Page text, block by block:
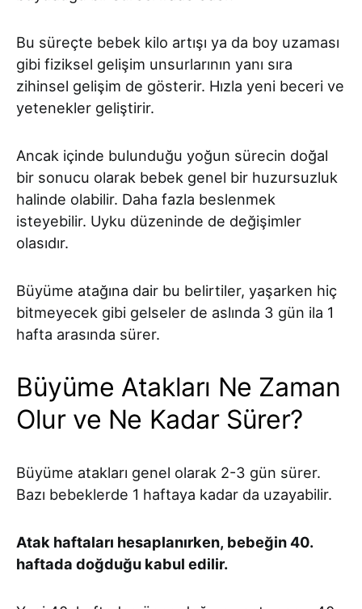
Bu süreçte bebek kilo artışı ya da boy uzaması
gibi fiziksel gelişim unsurlarının yanı sıra
zihinsel gelişim de gösterir. Hızla yeni beceri ve
yetenekler geliştirir.
Ancak içinde bulunduğu yoğun sürecin doğal
bir sonucu olarak bebek genel bir huzursuzluk
halinde olabilir. Daha fazla beslenmek
isteyebilir. Uyku düzeninde de değişimler
olasıdır.
Büyüme atağına dair bu belirtiler, yaşarken hiç
bitmeyecek gibi gelseler de aslında 3 gün ila 1
hafta arasında sürer.
Büyüme Atakları Ne Zaman
Olur ve Ne Kadar Sürer?
Büyüme atakları genel olarak 2-3 gün sürer.
Bazı bebeklerde 1 haftaya kadar da uzayabilir.
Atak haftaları hesaplanırken, bebeğin 40.
haftada doğduğu kabul edilir.